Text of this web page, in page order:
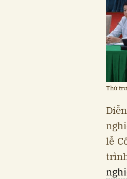
Thứ
lễ